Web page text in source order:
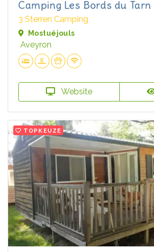
Camping Les Bords du Tarn
3 Sterren Camping
Mostuéjouls
Aveyron
Website
TOPKEUZE